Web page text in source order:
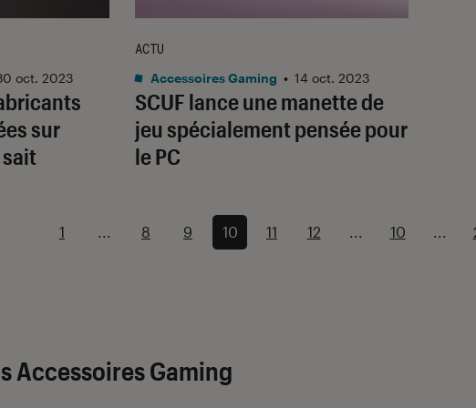
sur
sait
oct. 2023
SCUF lance une manette de
jeu spécialement pensée pour
le PC
ACTU
Accessoires Gaming • 14 oct. 2023
1 ... 8 9 10 11 12 ... 10 ...
Accessoires Gaming